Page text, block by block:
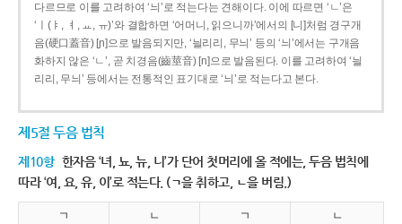
다르므로 이를 고려하여 ‘늬’로 적는다는 견해이다. 이에 따르면 ‘ㄴ’은
‘ㅣ(ㅑ, ㅕ, ㅛ, ㅠ)’와 결합하면 ‘어머니, 읽으니까’에서의 [니]처럼 경구개
음(硬口蓋音) [ɲ]으로 발음되지만, ‘늴리리, 무늬’ 등의 ‘늬’에서는 구개음
화하지 않은 ‘ㄴ’, 곧 치경음(齒莖音) [n]으로 발음된다. 이를 고려하여 ‘늴
리리, 무늬’ 등에서는 전통적인 표기대로 ‘늬’로 적는다고 본다.
제5절 두음 법칙
제10항 한자음 ‘녀, 뇨, 뉴, 니’가 단어 첫머리에 올 적에는, 두음 법칙에
따라 ‘여, 요, 유, 이’로 적는다. (ㄱ을 취하고, ㄴ을 버림.)
ㄱ ㄴ ㄱ ㄴ